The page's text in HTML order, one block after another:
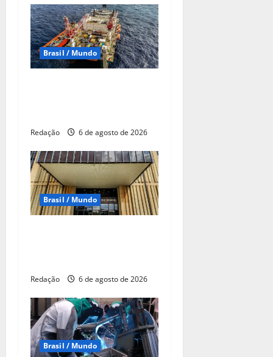
Brasil / Mundo
Redação 6 de agosto de 2026
Brasil / Mundo
Redação 6 de agosto de 2026
Brasil / Mundo